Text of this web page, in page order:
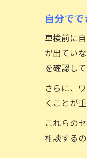
自分で
車検前に
が出てい
を確認して
さらに、
くことが
これらの
相談するの